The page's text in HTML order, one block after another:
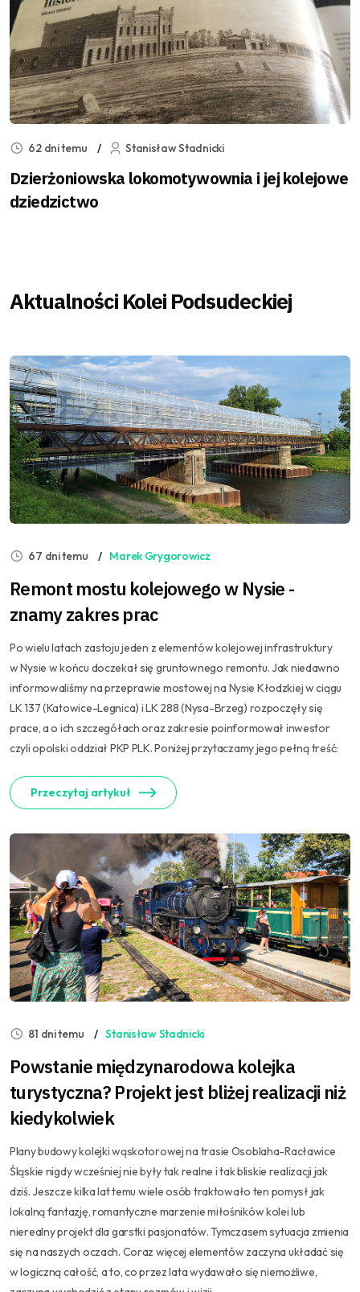
62 dni temu Stanisław Stadnicki
Dzierżoniowska lokomotywownia i jej kolejowe
dziedzictwo
Aktualności Kolei Podsudeckiej
67 dni temu Marek Grygorowicz
Remont mostu kolejowego w Nysie -
znamy zakres prac
Po wielu latach zastoju jeden z elementów kolejowej infrastruktury
w Nysie w końcu doczekał się gruntownego remontu. Jak niedawno
informowaliśmy na przeprawie mostowej na Nysie Kłodzkiej w ciągu
LK 137 (Katowice-Legnica) i LK 288 (Nysa-Brzeg) rozpoczęły się
prace, a o ich szczegółach oraz zakresie poinformował inwestor
czyli opolski oddział PKP PLK. Poniżej przytaczamy jego pełną treść:
Przeczytaj artykuł
81 dni temu Stanisław Stadnicki
Powstanie międzynarodowa kolejka
turystyczna? Projekt jest bliżej realizacji niż
kiedykolwiek
Plany budowy kolejki wąskotorowej na trasie Osoblaha-Racławice
Śląskie nigdy wcześniej nie były tak realne i tak bliskie realizacji jak
dziś. Jeszcze kilka lat temu wiele osób traktowało ten pomysł jak
lokalną fantazję, romantyczne marzenie miłośników kolei lub
nierealny projekt dla garstki pasjonatów. Tymczasem sytuacja zmienia
się na naszych oczach. Coraz więcej elementów zaczyna układać się
w logiczną całość, a to, co przez lata wydawało się niemożliwe,